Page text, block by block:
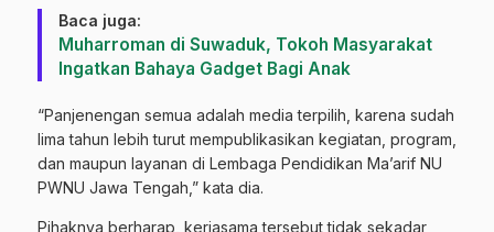
Baca juga:
Muharroman di Suwaduk, Tokoh Masyarakat
Ingatkan Bahaya Gadget Bagi Anak
“Panjenengan semua adalah media terpilih, karena sudah
lima tahun lebih turut mempublikasikan kegiatan, program,
dan maupun layanan di Lembaga Pendidikan Ma’arif NU
PWNU Jawa Tengah,” kata dia.
Pihaknya berharap, kerjasama tersebut tidak sekadar